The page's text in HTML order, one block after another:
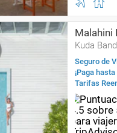
Malahini
Kuda
Seguro de
¡Paga
Tarifas